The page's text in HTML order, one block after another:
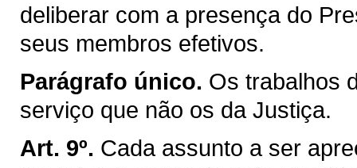
deliberar com a presença do
seus membros efetivos.
Parágrafo único. Os trabalhos
serviço que não os da Justiça.
Art. 9º. Cada assunto a ser